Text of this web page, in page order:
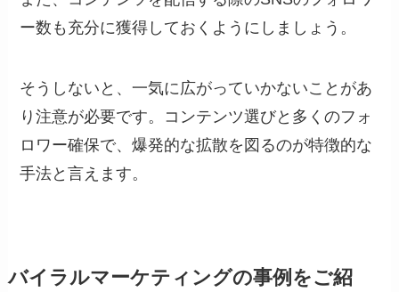
ー数も充分に獲得しておくようにしましょう。
そうしないと、一気に広がっていかないことがあ
り注意が必要です。コンテンツ選びと多くのフォ
ロワー確保で、爆発的な拡散を図るのが特徴的な
手法と言えます。
バイラルマーケティングの事例をご紹